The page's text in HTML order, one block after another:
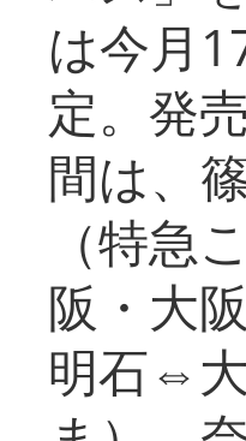
は今月
定。発
間は、
（特
阪・大
明石⇔